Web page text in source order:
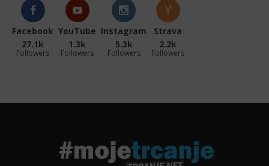
Facebook
27.1k
Followers
YouTube
1.3k
Followers
Instagram
5.3k
Followers
Strava
2.2k
Followers